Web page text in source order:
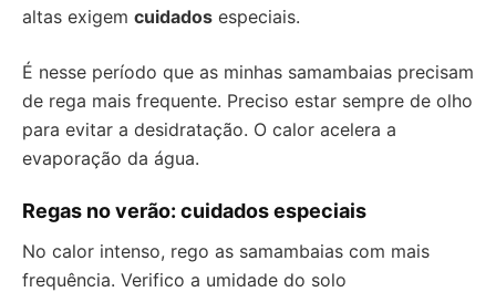
altas exigem cuidados especiais.
É nesse período que as minhas samambaias precisam
de rega mais frequente. Preciso estar sempre de olho
para evitar a desidratação. O calor acelera a
evaporação da água.
Regas no verão: cuidados especiais
No calor intenso, rego as samambaias com mais
frequência. Verifico a umidade do solo